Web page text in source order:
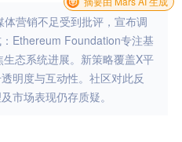
营销不足受到批评，宣布调
Ethereum Foundation专注基
态系统进展。新策略覆盖X平
明度与互动性。社区对此反
市场表现仍存质疑。